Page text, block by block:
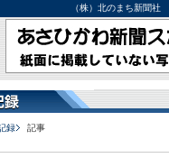
（株）北のまち新聞
録 記事